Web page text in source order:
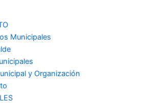
Municipales
y Organización